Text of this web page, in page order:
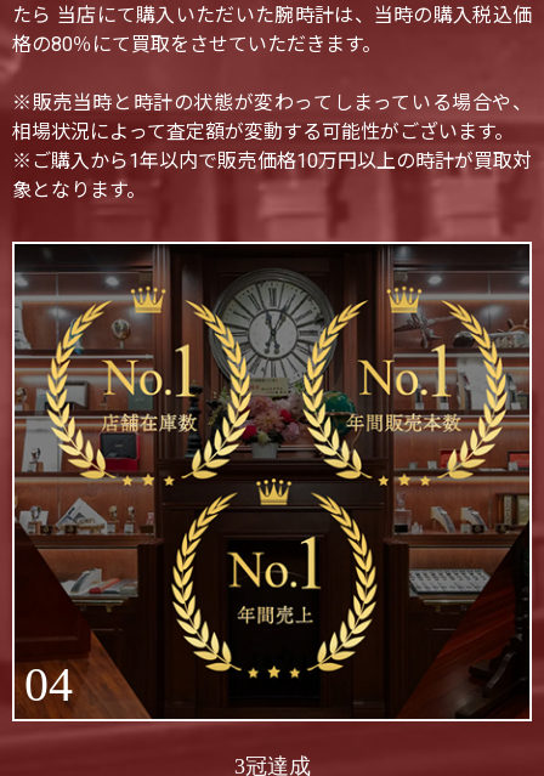
たら 当店にて購入いただいた腕時計は、当時の購入税込価
格の80％にて買取をさせていただきます。
※販売当時と時計の状態が変わってしまっている場合や、
相場状況によって査定額が変動する可能性がございます。
※ご購入から1年以内で販売価格10万円以上の時計が買取対
象となります。
04
3冠達成